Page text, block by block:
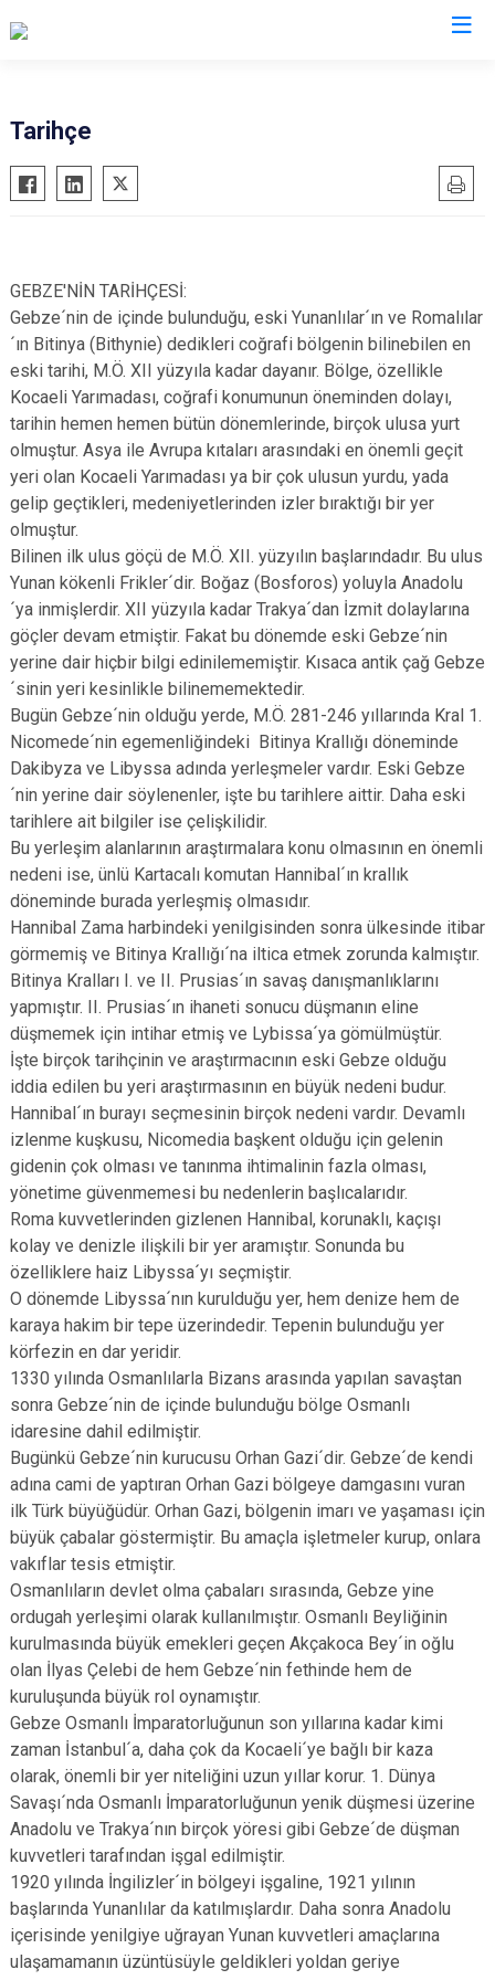
Gebze
Gölcük
Karamürsel
Körfez
Derince
İzmit
Kartepe
Tarihçe
GEBZE'NİN TARİHÇESİ:
Gebze´nin de içinde bulunduğu, eski Yunanlılar´ın ve Romalılar
´ın Bitinya (Bithynie) dedikleri coğrafi bölgenin bilinebilen en
eski tarihi, M.Ö. XII yüzyıla kadar dayanır. Bölge, özellikle
Kocaeli Yarımadası, coğrafi konumunun öneminden dolayı,
tarihin hemen hemen bütün dönemlerinde, birçok ulusa yurt
olmuştur. Asya ile Avrupa kıtaları arasındaki en önemli geçit
yeri olan Kocaeli Yarımadası ya bir çok ulusun yurdu, yada
gelip geçtikleri, medeniyetlerinden izler bıraktığı bir yer
olmuştur.
Bilinen ilk ulus göçü de M.Ö. XII. yüzyılın başlarındadır. Bu ulus
Yunan kökenli Frikler´dir. Boğaz (Bosforos) yoluyla Anadolu
´ya inmişlerdir. XII yüzyıla kadar Trakya´dan İzmit dolaylarına
göçler devam etmiştir. Fakat bu dönemde eski Gebze´nin
yerine dair hiçbir bilgi edinilememiştir. Kısaca antik çağ Gebze
´sinin yeri kesinlikle bilinememektedir.
Bugün Gebze´nin olduğu yerde, M.Ö. 281-246 yıllarında Kral 1.
Nicomede´nin egemenliğindeki Bitinya Krallığı döneminde
Dakibyza ve Libyssa adında yerleşmeler vardır. Eski Gebze
´nin yerine dair söylenenler, işte bu tarihlere aittir. Daha eski
tarihlere ait bilgiler ise çelişkilidir.
Bu yerleşim alanlarının araştırmalara konu olmasının en önemli
nedeni ise, ünlü Kartacalı komutan Hannibal´ın krallık
döneminde burada yerleşmiş olmasıdır.
Hannibal Zama harbindeki yenilgisinden sonra ülkesinde itibar
görmemiş ve Bitinya Krallığı´na iltica etmek zorunda kalmıştır.
Bitinya Kralları I. ve II. Prusias´ın savaş danışmanlıklarını
yapmıştır. II. Prusias´ın ihaneti sonucu düşmanın eline
düşmemek için intihar etmiş ve Lybissa´ya gömülmüştür.
İşte birçok tarihçinin ve araştırmacının eski Gebze olduğu
iddia edilen bu yeri araştırmasının en büyük nedeni budur.
Hannibal´ın burayı seçmesinin birçok nedeni vardır. Devamlı
izlenme kuşkusu, Nicomedia başkent olduğu için gelenin
gidenin çok olması ve tanınma ihtimalinin fazla olması,
yönetime güvenmemesi bu nedenlerin başlıcalarıdır.
Roma kuvvetlerinden gizlenen Hannibal, korunaklı, kaçışı
kolay ve denizle ilişkili bir yer aramıştır. Sonunda bu
özelliklere haiz Libyssa´yı seçmiştir.
O dönemde Libyssa´nın kurulduğu yer, hem denize hem de
karaya hakim bir tepe üzerindedir. Tepenin bulunduğu yer
körfezin en dar yeridir.
1330 yılında Osmanlılarla Bizans arasında yapılan savaştan
sonra Gebze´nin de içinde bulunduğu bölge Osmanlı
idaresine dahil edilmiştir.
Bugünkü Gebze´nin kurucusu Orhan Gazi´dir. Gebze´de kendi
adına cami de yaptıran Orhan Gazi bölgeye damgasını vuran
ilk Türk büyüğüdür. Orhan Gazi, bölgenin imarı ve yaşaması için
büyük çabalar göstermiştir. Bu amaçla işletmeler kurup, onlara
vakıflar tesis etmiştir.
Osmanlıların devlet olma çabaları sırasında, Gebze yine
ordugah yerleşimi olarak kullanılmıştır. Osmanlı Beyliğinin
kurulmasında büyük emekleri geçen Akçakoca Bey´in oğlu
olan İlyas Çelebi de hem Gebze´nin fethinde hem de
kuruluşunda büyük rol oynamıştır.
Gebze Osmanlı İmparatorluğunun son yıllarına kadar kimi
zaman İstanbul´a, daha çok da Kocaeli´ye bağlı bir kaza
olarak, önemli bir yer niteliğini uzun yıllar korur. 1. Dünya
Savaşı´nda Osmanlı İmparatorluğunun yenik düşmesi üzerine
Anadolu ve Trakya´nın birçok yöresi gibi Gebze´de düşman
kuvvetleri tarafından işgal edilmiştir.
1920 yılında İngilizler´in bölgeyi işgaline, 1921 yılının
başlarında Yunanlılar da katılmışlardır. Daha sonra Anadolu
içerisinde yenilgiye uğrayan Yunan kuvvetleri amaçlarına
ulaşamamanın üzüntüsüyle geldikleri yoldan geriye